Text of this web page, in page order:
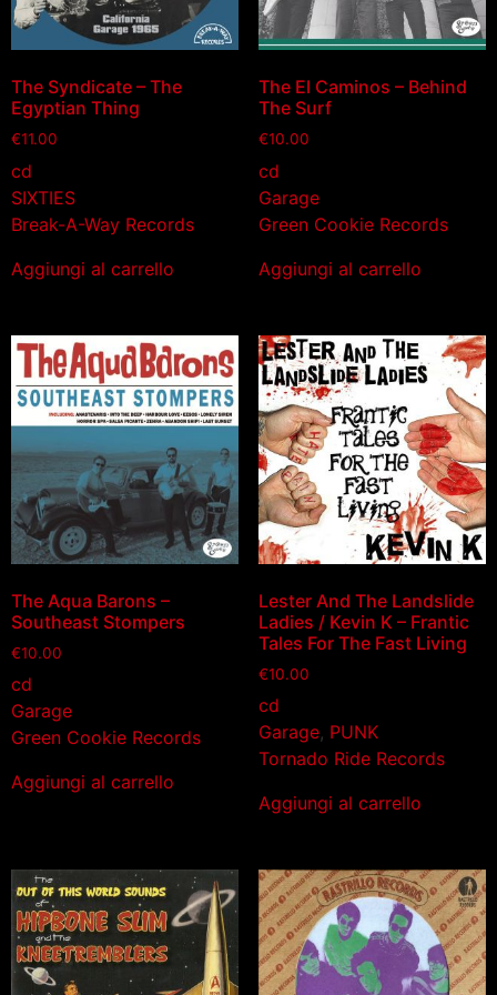
The Syndicate – The
Egyptian Thing
€11.00
cd
SIXTIES
Break-A-Way Records
Aggiungi al carrello
The El Caminos – Behind
The Surf
€10.00
cd
Garage
Green Cookie Records
Aggiungi al carrello
The Aqua Barons –
Southeast Stompers
€10.00
cd
Garage
Green Cookie Records
Aggiungi al carrello
Lester And The Landslide
Ladies / Kevin K – Frantic
Tales For The Fast Living
€10.00
cd
Garage, PUNK
Tornado Ride Records
Aggiungi al carrello